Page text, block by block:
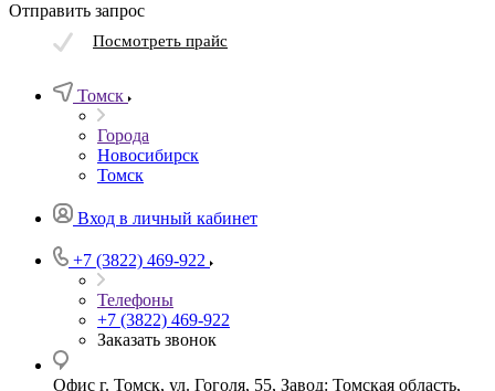
Отправить запрос
Посмотреть прайс
Томск
Города
Новосибирск
Томск
Вход в личный кабинет
+7 (3822) 469-922
Телефоны
+7 (3822) 469-922
Заказать звонок
Офис г. Томск, ул. Гоголя, 55, Завод: Томская область,